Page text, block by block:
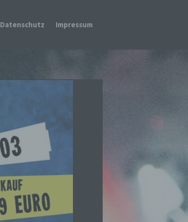
Datenschutz Impressum